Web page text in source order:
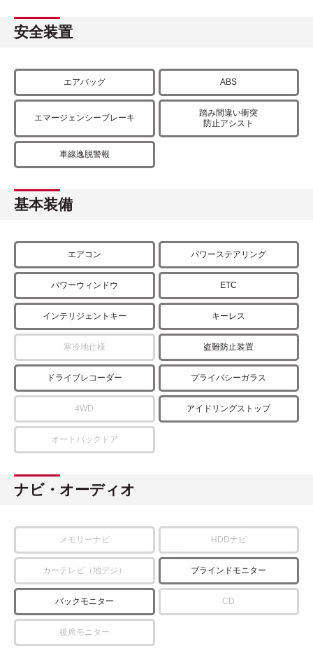
安全装置
エアバッグ ABS
エマージェンシーブレーキ
踏み間違い衝突
防止アシスト
車線逸脱警報
基本装備
エアコン パワーステアリング
パワーウィンドウ ETC
インテリジェントキー キーレス
寒冷地仕様 盗難防止装置
ドライブレコーダー プライバシーガラス
4WD アイドリングストップ
オートバックドア
ナビ・オーディオ
メモリーナビ HDDナビ
カーテレビ（地デジ） ブラインドモニター
バックモニター CD
後席モニター